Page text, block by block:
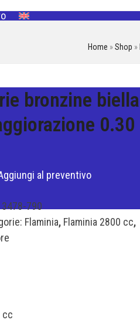
Home » Shop »
bronzine biella
0.30
al preventivo
3478-790
Flaminia, Flaminia 2800 cc,
cc